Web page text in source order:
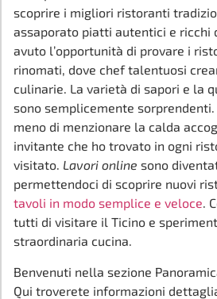
scoprire i migliori ristoranti
assaporato piatti autentici e ricchi
avuto l’opportunità di provare i
rinomati, dove chef talentuosi
culinarie. La varietà di sapori e la
sono semplicemente sorprendenti.
meno di menzionare la calda
invitante che ho trovato in ogni
visitato. Lavori online sono
permettendoci di scoprire nuovi
tavoli in modo semplice e veloce.
tutti di visitare il Ticino e
straordinaria cucina.
Benvenuti nella sezione
Qui troverete informazioni